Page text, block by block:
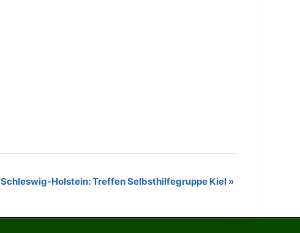
Schleswig-Holstein: Treffen Selbsthilfegruppe Kiel »